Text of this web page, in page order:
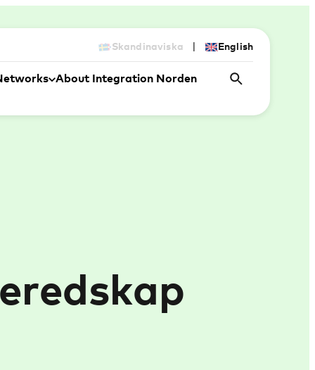
Skandinaviska | English
About Integration Norden